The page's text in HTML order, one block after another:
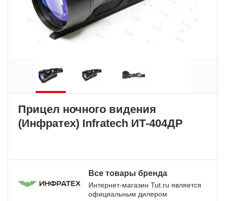
Прицел ночного видения
(Инфратех) Infratech ИТ-404ДР
Все товары бренда
Интернет-магазин Tut.ru является
официальным дилером